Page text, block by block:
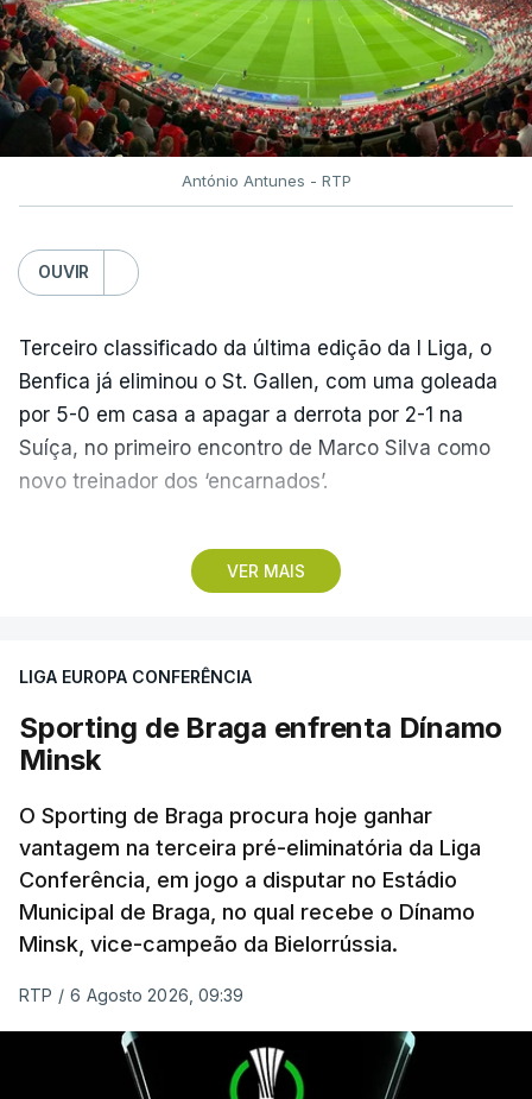
António Antunes - RTP
OUVIR
VER MAIS
Terceiro classificado da última edição da I Liga, o
Benfica já eliminou o St. Gallen, com uma goleada
por 5-0 em casa a apagar a derrota por 2-1 na
Suíça, no primeiro encontro de Marco Silva como
novo treinador dos ‘encarnados’.
Pela frente, as ‘águias’ vão ter agora o vice-
campeão escocês, que tem o português Cláudio
de serem eliminados pelos austríacos do Sturm
Graz, com um agregado de 6-0.
equipa relegada da ‘Champions’, o derrotado do
encontro entre Aarhus, campeão dinamarquês, ou
o Sabah, campeão do Azerbaijão, sendo que, em
caso de afastamento, os 'encarnados' caem para o
play-off da Liga Conferência, encontrando os
O jogo no Estádio da Luz tem início às 20:00, com
arbitragem do romeno Marian Barbu, enquanto a
LIGA EUROPA CONFERÊNCIA
Sporting de Braga enfrenta Dínamo
Minsk
O Sporting de Braga procura hoje ganhar
vantagem na terceira pré-eliminatória da Liga
Conferência, em jogo a disputar no Estádio
Municipal de Braga, no qual recebe o Dínamo
Minsk, vice-campeão da Bielorrússia.
RTP / 6 Agosto 2026, 09:39